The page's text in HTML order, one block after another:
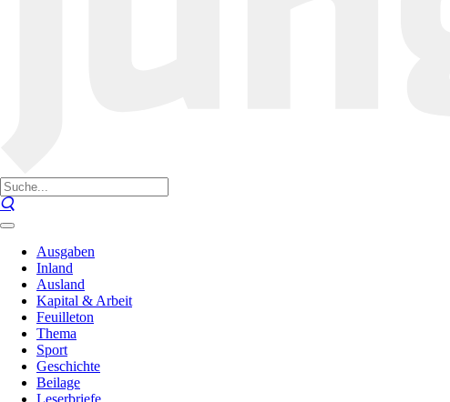
Ausgaben
Inland
Ausland
Kapital & Arbeit
Feuilleton
Thema
Sport
Geschichte
Beilage
Leserbriefe